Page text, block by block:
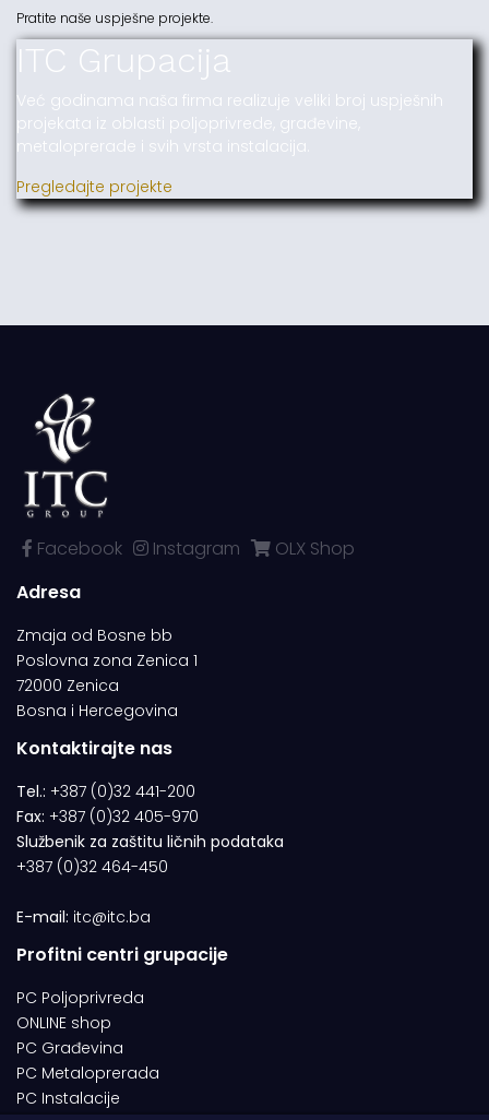
Pratite naše uspješne projekte.
ITC Grupacija
Već godinama naša firma realizuje veliki broj uspješnih
projekata iz oblasti poljoprivrede, građevine,
metaloprerade i svih vrsta instalacija.
Pregledajte projekte
Facebook Instagram
OLX Shop
Adresa
Zmaja od Bosne bb
Poslovna zona Zenica 1
72000 Zenica
Bosna i Hercegovina
Kontaktirajte nas
Tel.: +387 (0)32 441-200
Fax: +387 (0)32 405-970
Službenik za zaštitu ličnih podataka
+387 (0)32 464-450
E-mail: itc@itc.ba
Profitni centri grupacije
PC Poljoprivreda
ONLINE shop
PC Građevina
PC Metaloprerada
PC Instalacije